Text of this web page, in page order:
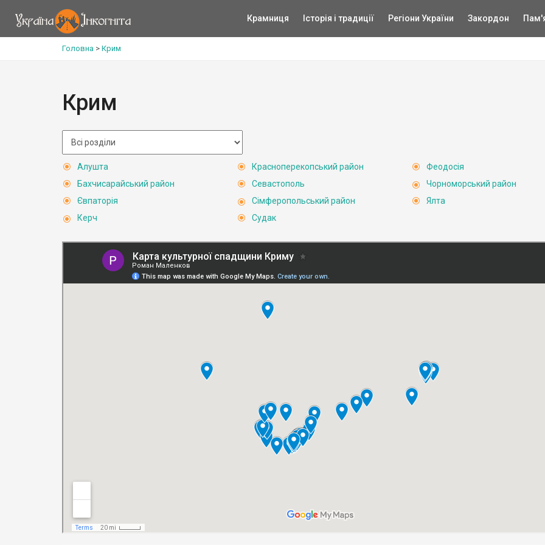
Крамниця Історія і традиції Регіони України Закордон
Головна > Крим
Крим
Алушта
Бахчисарайський район
Євпаторія
Керч
Красноперекопський район
Севастополь
Сімферопольський район
Судак
Феодосія
Чорноморський район
Ялта